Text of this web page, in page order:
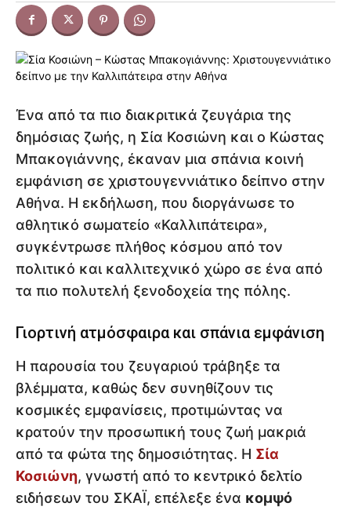
Ένα από τα πιο διακριτικά ζευγάρια της
δημόσιας ζωής, η Σία Κοσιώνη και ο Κώστας
Μπακογιάννης, έκαναν μια σπάνια κοινή
εμφάνιση σε χριστουγεννιάτικο δείπνο στην
Αθήνα. Η εκδήλωση, που διοργάνωσε το
αθλητικό σωματείο «Καλλιπάτειρα»,
συγκέντρωσε πλήθος κόσμου από τον
πολιτικό και καλλιτεχνικό χώρο σε ένα από
τα πιο πολυτελή ξενοδοχεία της πόλης.
Γιορτινή ατμόσφαιρα και σπάνια εμφάνιση
Η παρουσία του ζευγαριού τράβηξε τα
βλέμματα, καθώς δεν συνηθίζουν τις
κοσμικές εμφανίσεις, προτιμώντας να
κρατούν την προσωπική τους ζωή μακριά
από τα φώτα της δημοσιότητας. Η Σία
Κοσιώνη, γνωστή από το κεντρικό δελτίο
ειδήσεων του ΣΚΑΪ, επέλεξε ένα κομψό